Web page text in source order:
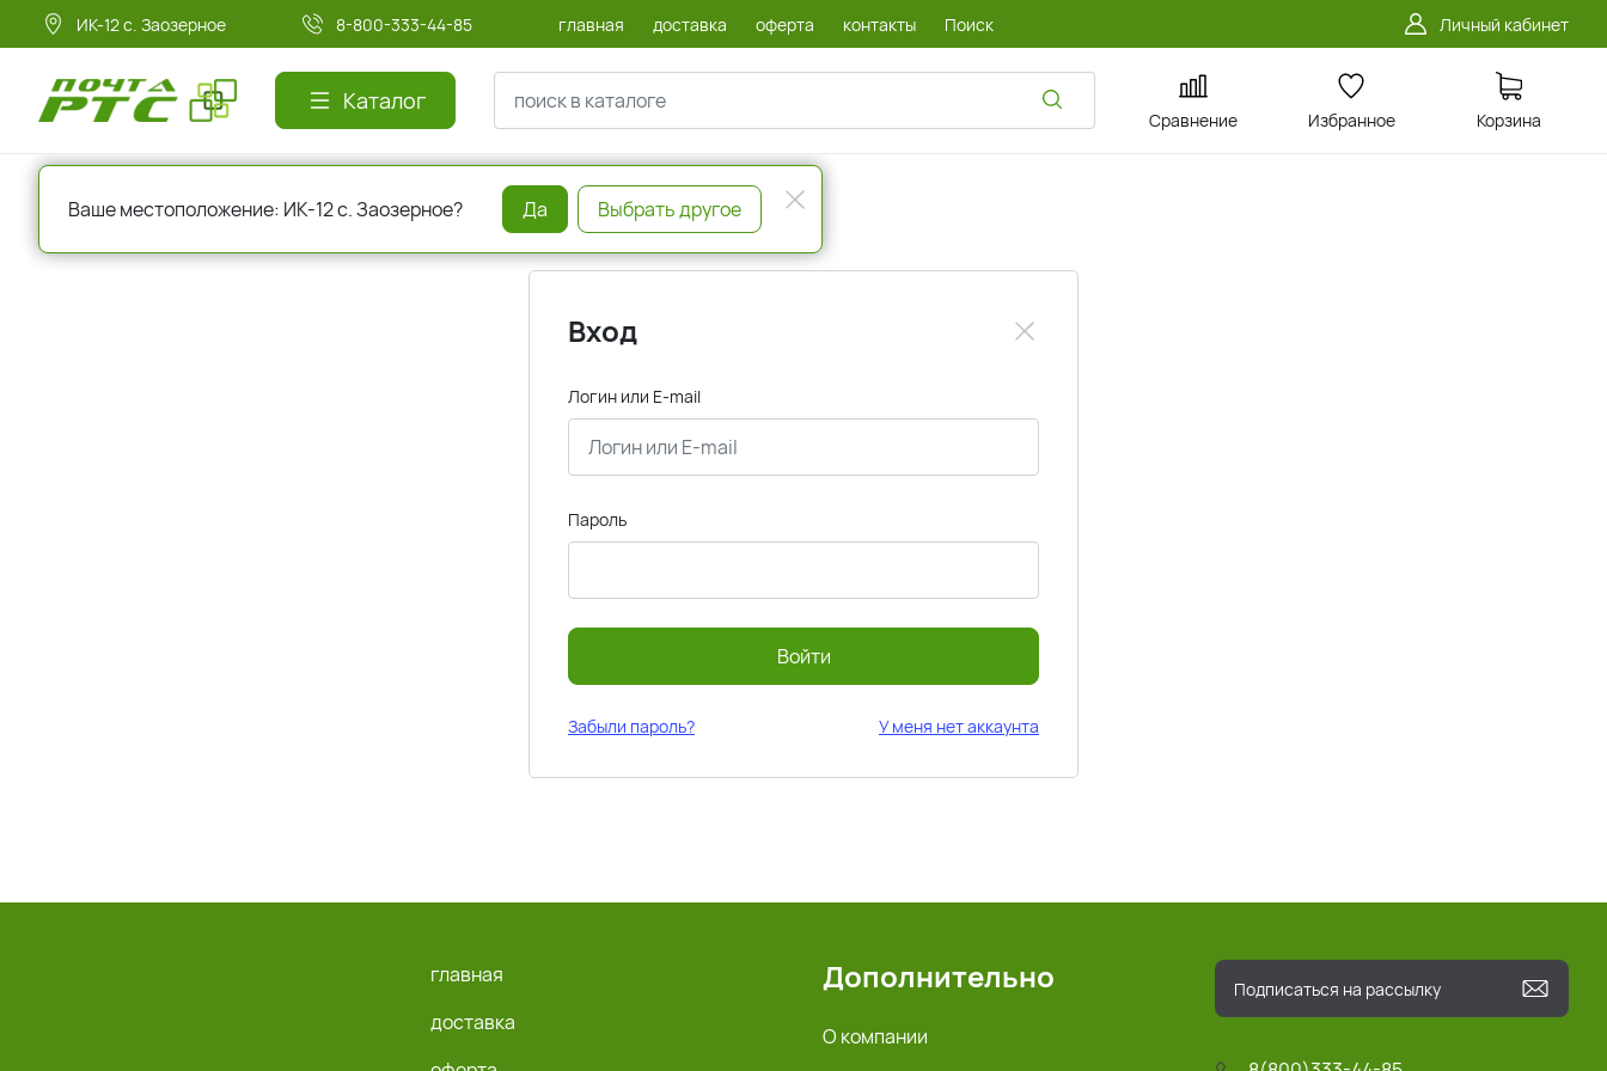
ИК-12 с. Заозерное 8-800-333-44-85 главная доставка оферта контакты Поиск Личный кабинет
Каталог
Сравнение Избранное Корзина
Вход
Логин или E-mail
Пароль
Войти
Забыли пароль? У меня нет аккаунта
главная
доставка
Дополнительно
О компании
Ваше местоположение: ИК-12 с. Заозерное? Да Выбрать другое